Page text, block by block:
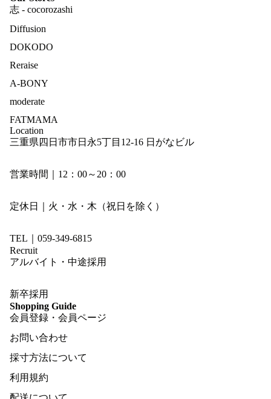
志 - cocorozashi
Diffusion
DOKODO
Reraise
A-BONY
moderate
FATMAMA
Location
三重県四日市市日永5丁目12-16 日がなビル
営業時間｜12：00～20：00
定休日｜火・水・木（祝日を除く）
TEL｜059-349-6815
Recruit
アルバイト・中途採用
新卒採用
Shopping Guide
会員登録・会員ページ
お問い合わせ
採寸方法について
利用規約